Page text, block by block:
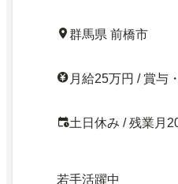
群馬県 前橋市
月給25万円 / 賞与
土日休み / 残業月
若手活躍中